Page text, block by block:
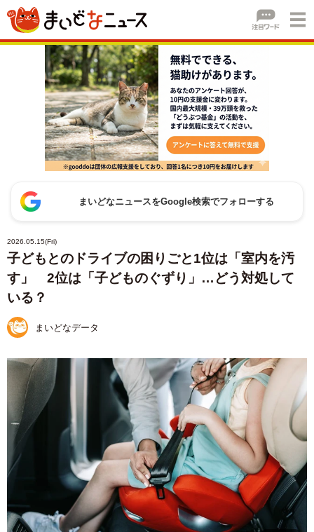
まいどなニュースをGoogle検索でフォローする
2026.05.15(Fri)
子どもとのドライブの困りごと1位は「室内を汚
す」 2位は「子どものぐずり」…どう対処して
いる？
まいどなデータ